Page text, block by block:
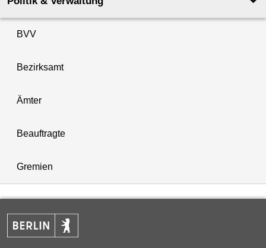
BVV
Bezirksamt
Ämter
Beauftragte
Gremien